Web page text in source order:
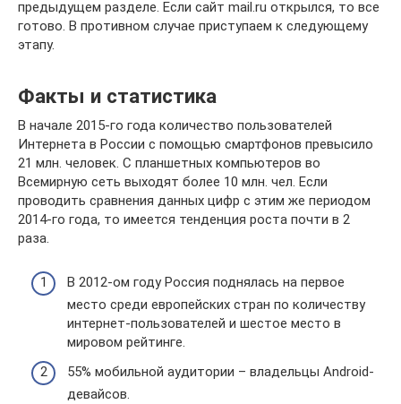
предыдущем разделе. Если сайт mail.ru открылся, то все
готово. В противном случае приступаем к следующему
этапу.
Факты и статистика
В начале 2015-го года количество пользователей
Интернета в России с помощью смартфонов превысило
21 млн. человек. С планшетных компьютеров во
Всемирную сеть выходят более 10 млн. чел. Если
проводить сравнения данных цифр с этим же периодом
2014-го года, то имеется тенденция роста почти в 2
раза.
В 2012-ом году Россия поднялась на первое
место среди европейских стран по количеству
интернет-пользователей и шестое место в
мировом рейтинге.
55% мобильной аудитории – владельцы Android-
девайсов.